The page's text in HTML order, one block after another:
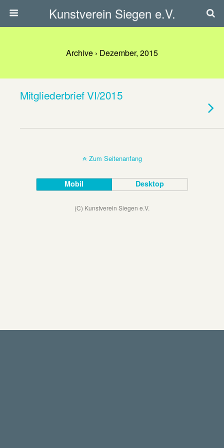
Kunstverein Siegen e.V.
Archive › Dezember, 2015
Mitgliederbrief VI/2015
Zum Seitenanfang
Mobil Desktop
(C) Kunstverein Siegen e.V.